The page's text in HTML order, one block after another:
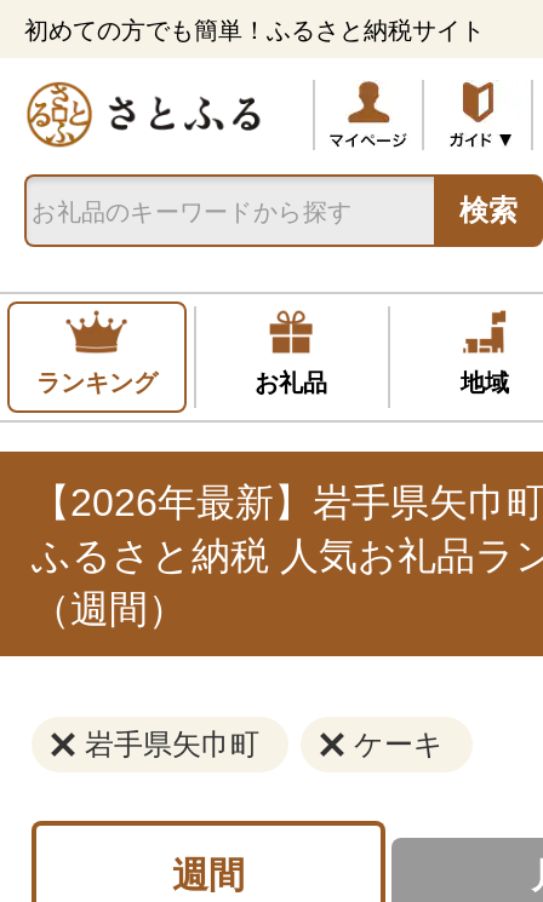
初めての方でも簡単！ふるさと納税サイト
検索
ランキング お礼品 地域
【2026年最新】岩手県矢巾
ふるさと納税 人気お礼品ラ
（週間）
岩手県矢巾町 ケーキ
週間